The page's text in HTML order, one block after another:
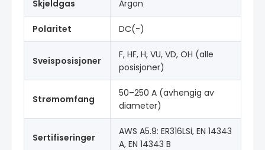
Skjeldgas Argon
Polaritet DC(-)
Sveisposisjoner
F, HF, H, VU, VD, OH (alle
posisjoner)
Strømomfang
50–250 A (avhengig av
diameter)
Sertifiseringer
AWS A5.9: ER316LSi, EN 14343
A, EN 14343 B